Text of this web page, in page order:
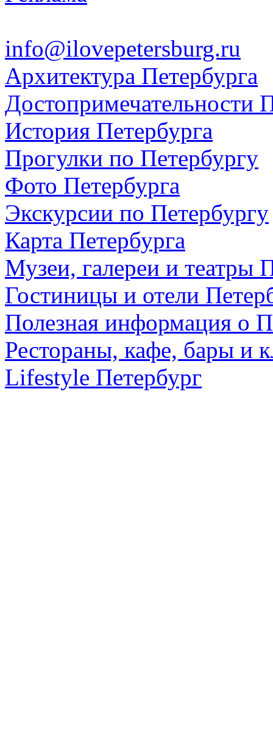
info@ilovepetersburg.ru
Архитектура Петербурга
Достопримечательности
История Петербурга
Прогулки по Петербургу
Фото Петербурга
Экскурсии по Петербургу
Карта Петербурга
Музеи, галереи и театры
Гостиницы и отели
Полезная информация о
Рестораны, кафе, бары и
Lifestyle Петербург